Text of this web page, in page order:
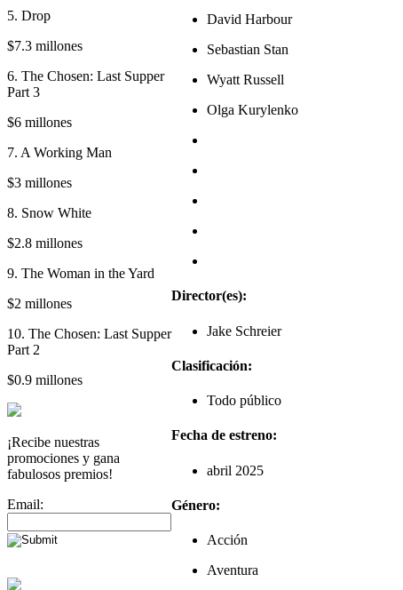
5. Drop
$7.3 millones
6. The Chosen: Last Supper
Part 3
$6 millones
7. A Working Man
$3 millones
8. Snow White
$2.8 millones
9. The Woman in the Yard
$2 millones
10. The Chosen: Last Supper
Part 2
$0.9 millones
¡Recibe nuestras
promociones y gana
fabulosos premios!
Email:
David Harbour
Sebastian Stan
Wyatt Russell
Olga Kurylenko
Director(es):
Jake Schreier
Clasificación:
Todo público
Fecha de estreno:
abril 2025
Género:
Acción
Aventura